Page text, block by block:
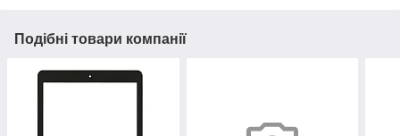
Подібні товари компанії